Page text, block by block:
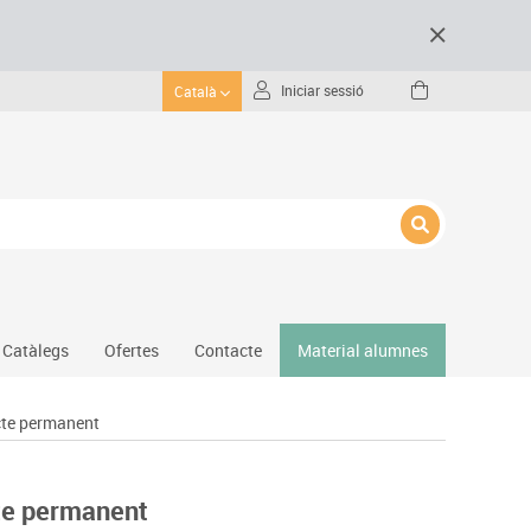
Català Iniciar sessió
Gimnàs
Protecció esportiva
Catàlegs Ofertes Contacte Material alumnes
permanent
permanent